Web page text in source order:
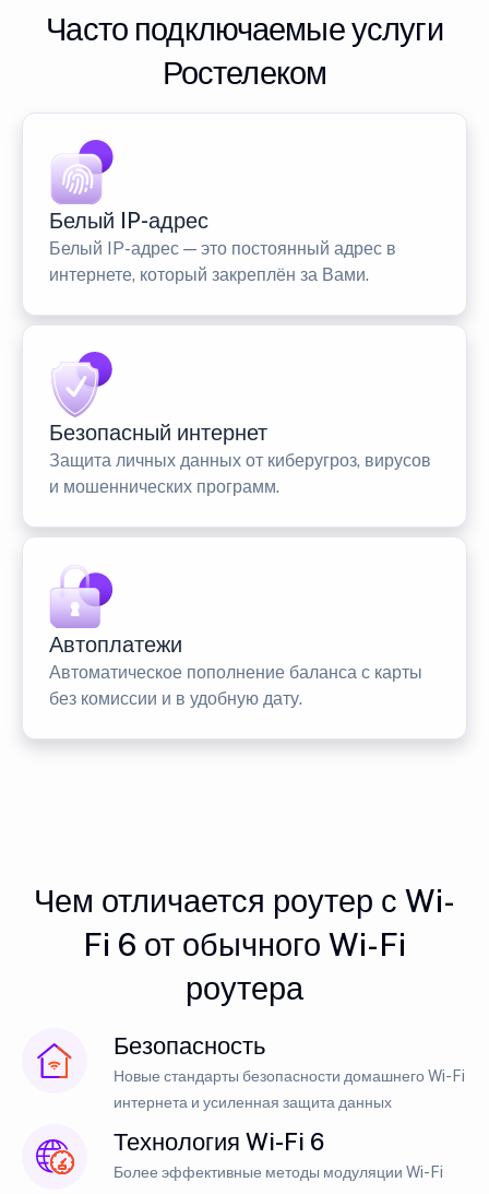
Часто подключаемые услуги
Ростелеком
Белый IP-адрес
Белый IP-адрес — это постоянный адрес в
интернете, который закреплён за Вами.
Безопасный интернет
Защита личных данных от киберугроз, вирусов
и мошеннических программ.
Автоплатежи
Автоматическое пополнение баланса с карты
без комиссии и в удобную дату.
Чем отличается роутер с Wi-
Fi 6 от обычного Wi-Fi
роутера
Безопасность
Новые стандарты безопасности домашнего Wi-Fi
интернета и усиленная защита данных
Технология Wi-Fi 6
Более эффективные методы модуляции Wi-Fi